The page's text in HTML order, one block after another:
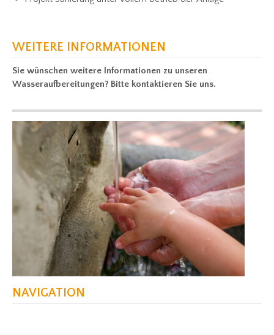
WEITERE INFORMATIONEN
Sie wünschen weitere Informationen zu unseren
Wasseraufbereitungen? Bitte kontaktieren Sie uns.
NAVIGATION